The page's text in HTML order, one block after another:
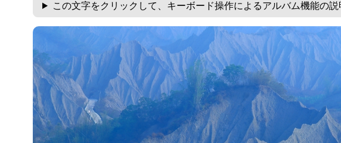
この文字をクリックして、キーボード操作によるアルバム機能の説